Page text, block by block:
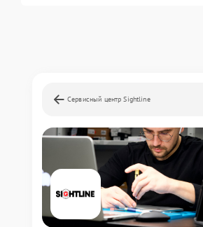
Сервисный центр Sightline